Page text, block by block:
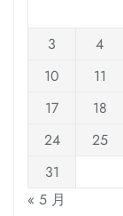
3
4
10
11
17
18
24
25
31
« 5 月